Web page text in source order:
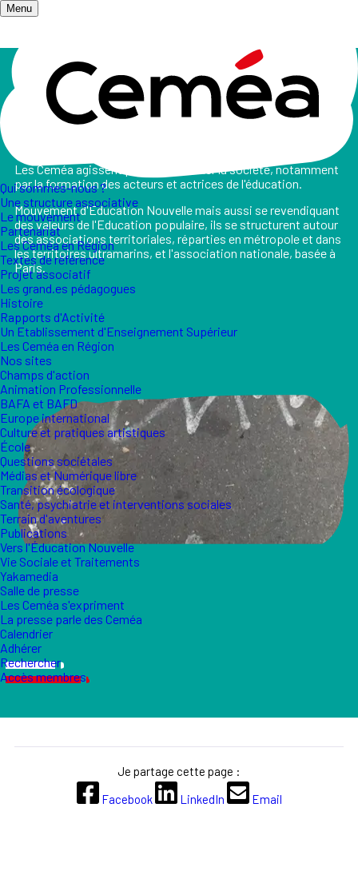
Menu
Qui sommes-nous ?
Une structure associative
Le mouvement
Partenariat
Les Ceméa en Région
Textes de référence
Projet associatif
Les grand.es pédagogues
Histoire
Rapports d'Activité
Un Etablissement d'Enseignement Supérieur
Les Ceméa en Région
Nos sites
Champs d'action
Animation Professionnelle
BAFA et BAFD
Europe international
Culture et pratiques artistiques
École
Questions sociétales
Médias et Numérique libre
Transition écologique
Santé, psychiatrie et interventions sociales
Terrain d'aventures
Publications
Vers l'Éducation Nouvelle
Vie Sociale et Traitements
Yakamedia
Salle de presse
Les Ceméa s'expriment
La presse parle des Ceméa
Calendrier
Adhérer
Rechercher
Accès membres
Accueil/ Qui sommes-nous ?
Qui sommes-nous ?
Les Ceméa agissent pour transformer la société, notamment
par la formation des acteurs et actrices de l'éducation.
Mouvement d'Education Nouvelle mais aussi se revendiquant
des valeurs de l'Education populaire, ils se structurent autour
des associations territoriales, réparties en métropole et dans
les territoires ultramarins, et l'association nationale, basée à
Paris.
Je partage cette page :
Facebook
LinkedIn Email